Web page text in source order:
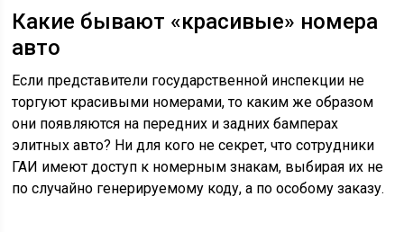
Какие бывают «красивые» номера
авто
Если представители государственной инспекции не
торгуют красивыми номерами, то каким же образом
они появляются на передних и задних бамперах
элитных авто? Ни для кого не секрет, что сотрудники
ГАИ имеют доступ к номерным знакам, выбирая их не
по случайно генерируемому коду, а по особому заказу.